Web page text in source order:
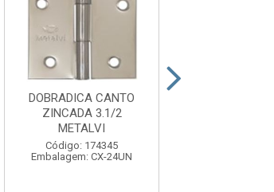
DOBRADICA CANTO
ZINCADA 3.1/2
METALVI
Código: 174345
Embalagem: CX-24UN